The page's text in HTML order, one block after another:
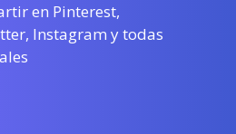
en Pinterest,
Instagram y todas